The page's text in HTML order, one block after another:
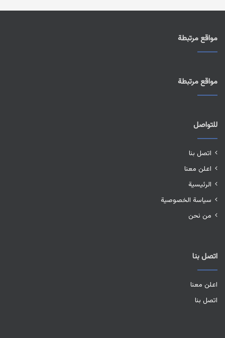
مواقع مرتبطة
مواقع مرتبطة
للتواصل
اتصل بنا
اعلن معنا
الرئيسية
سياسة الخصوصية
من نحن
اتصل بنا
اعلن معنا
اتصل بنا